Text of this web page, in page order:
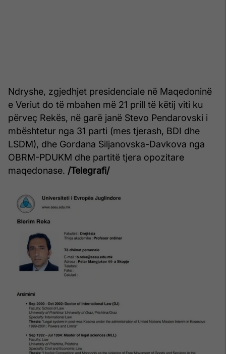
Ndryshe, zgjedhjet presidenciale në Maqedoninë
e Veriut do të mbahen më 21 prill të këtij viti ku
përveç Rekës, në garë janë Stevo Pendarovski i
mbështetur nga 31 parti (mes tjerash, BDI dhe
LSDM), dhe Gordana Siljanovska-Davkova nga
OBRM-PDUKM dhe partitë tjera opozitare
maqedonase. /Telegrafi/